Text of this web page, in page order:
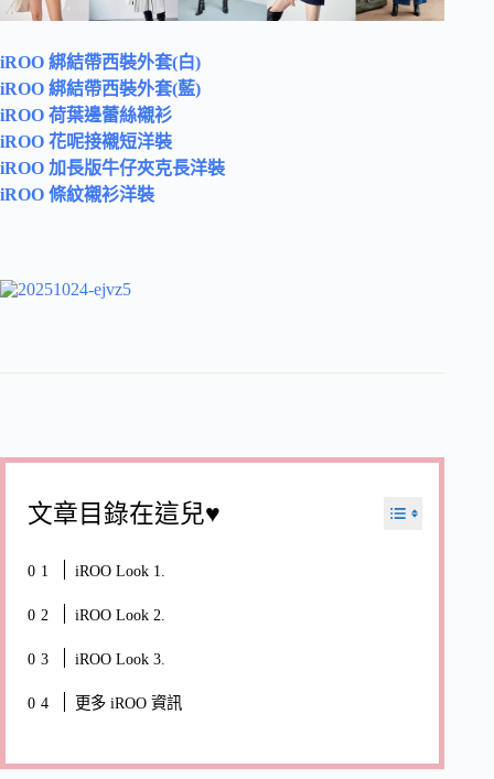
iROO 綁結帶西裝外套(白)
iROO 綁結帶西裝外套(藍)
iROO 荷葉邊蕾絲襯衫
iROO 花呢接襯短洋裝
iROO 加長版牛仔夾克長洋裝
iROO 條紋襯衫洋裝
文章目錄在這兒♥
iROO Look 1.
iROO Look 2.
iROO Look 3.
更多 iROO 資訊